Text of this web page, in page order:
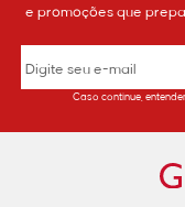
e promoções que
Caso continue,